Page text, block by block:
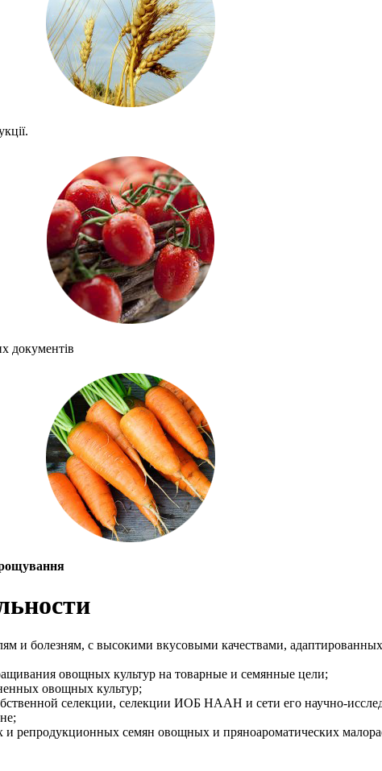
документів
и болезням, с высокими вкусовыми качествами,
овощных культур на товарные и семянные цели;
овощных культур;
селекции, селекции ИОБ НААН и сети его научно-
репродукционных семян овощных и пряноароматических